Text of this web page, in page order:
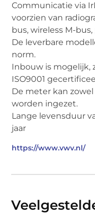
Communicatie via
voorzien van
bus, wireless M-bus,
De leverbare
norm.
Inbouw is mogelijk,
ISO9001
De meter kan
worden ingezet.
Lange levensduur
jaar
https://www.vwv.nl/